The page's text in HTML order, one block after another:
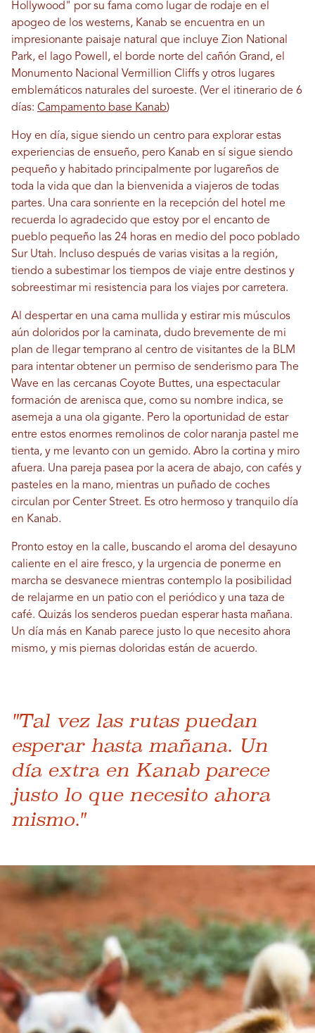
Hollywood" por su fama como lugar de rodaje en el
apogeo de los westerns, Kanab se encuentra en un
impresionante paisaje natural que incluye Zion National
Park, el lago Powell, el borde norte del cañón Grand, el
Monumento Nacional Vermillion Cliffs y otros lugares
emblemáticos naturales del suroeste. (Ver el itinerario de 6
días: Campamento base Kanab)
Hoy en día, sigue siendo un centro para explorar estas
experiencias de ensueño, pero Kanab en sí sigue siendo
pequeño y habitado principalmente por lugareños de
toda la vida que dan la bienvenida a viajeros de todas
partes. Una cara sonriente en la recepción del hotel me
recuerda lo agradecido que estoy por el encanto de
pueblo pequeño las 24 horas en medio del poco poblado
Sur Utah. Incluso después de varias visitas a la región,
tiendo a subestimar los tiempos de viaje entre destinos y
sobreestimar mi resistencia para los viajes por carretera.
Al despertar en una cama mullida y estirar mis músculos
aún doloridos por la caminata, dudo brevemente de mi
plan de llegar temprano al centro de visitantes de la BLM
para intentar obtener un permiso de senderismo para The
Wave en las cercanas Coyote Buttes, una espectacular
formación de arenisca que, como su nombre indica, se
asemeja a una ola gigante. Pero la oportunidad de estar
entre estos enormes remolinos de color naranja pastel me
tienta, y me levanto con un gemido. Abro la cortina y miro
afuera. Una pareja pasea por la acera de abajo, con cafés y
pasteles en la mano, mientras un puñado de coches
circulan por Center Street. Es otro hermoso y tranquilo día
en Kanab.
Pronto estoy en la calle, buscando el aroma del desayuno
caliente en el aire fresco, y la urgencia de ponerme en
marcha se desvanece mientras contemplo la posibilidad
de relajarme en un patio con el periódico y una taza de
café. Quizás los senderos puedan esperar hasta mañana.
Un día más en Kanab parece justo lo que necesito ahora
mismo, y mis piernas doloridas están de acuerdo.
"Tal vez las rutas puedan
esperar hasta mañana. Un
día extra en Kanab parece
justo lo que necesito ahora
mismo."